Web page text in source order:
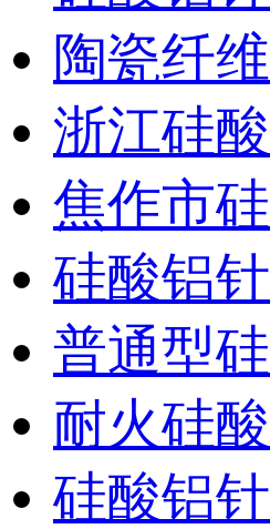
陶瓷纤
浙江硅
焦作市
硅酸铝
普通型
耐火硅
硅酸铝